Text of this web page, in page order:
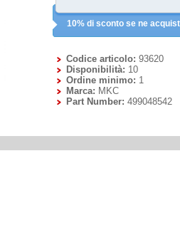
10% di sconto se ne
Codice articolo: 93620
Disponibilità: 10
Ordine minimo: 1
Marca: MKC
Part Number: 499048542